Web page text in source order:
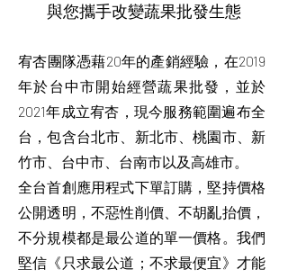
與您攜手改變蔬果批發生態
宥杏團隊憑藉20年的產銷經驗，在2019
年於台中市開始經營蔬果批發，並於
2021年成立宥杏，現今服務範圍遍布全
台，包含台北市、新北市、桃園市、新
竹市、台中市、台南市以及高雄市。
全台首創應用程式下單訂購，堅持價格
公開透明，不惡性削價、不胡亂抬價，
不分規模都是最公道的單一價格。我們
堅信《只求最公道 ；不求最便宜》才能